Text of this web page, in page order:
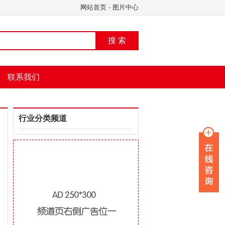
网站首页 - 图片中心
搜 索
联系我们
行业分类频道